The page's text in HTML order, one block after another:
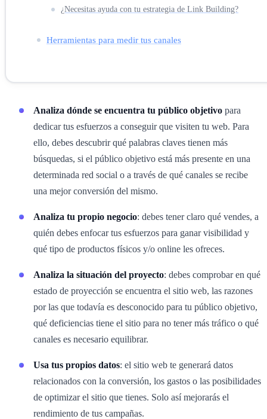
¿Necesitas ayuda con tu estrategia de Link Building?
Herramientas para medir tus canales
Analiza dónde se encuentra tu público objetivo para
dedicar tus esfuerzos a conseguir que visiten tu web. Para
ello, debes descubrir qué palabras claves tienen más
búsquedas, si el público objetivo está más presente en una
determinada red social o a través de qué canales se recibe
una mejor conversión del mismo.
Analiza tu propio negocio: debes tener claro qué vendes, a
quién debes enfocar tus esfuerzos para ganar visibilidad y
qué tipo de productos físicos y/o online les ofreces.
Analiza la situación del proyecto: debes comprobar en qué
estado de proyección se encuentra el sitio web, las razones
por las que todavía es desconocido para tu público objetivo,
qué deficiencias tiene el sitio para no tener más tráfico o qué
canales es necesario equilibrar.
Usa tus propios datos: el sitio web te generará datos
relacionados con la conversión, los gastos o las posibilidades
de optimizar el sitio que tienes. Solo así mejorarás el
rendimiento de tus campañas.